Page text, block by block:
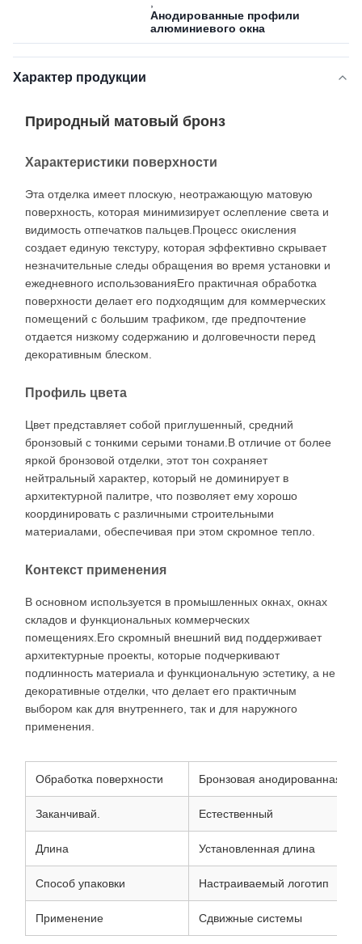
Анодированные профили
алюминиевого окна
Характер продукции
Природный матовый бронз
Характеристики поверхности
Эта отделка имеет плоскую, неотражающую матовую
поверхность, которая минимизирует ослепление света и
видимость отпечатков пальцев.Процесс окисления
создает единую текстуру, которая эффективно скрывает
незначительные следы обращения во время установки и
ежедневного использованияЕго практичная обработка
поверхности делает его подходящим для коммерческих
помещений с большим трафиком, где предпочтение
отдается низкому содержанию и долговечности перед
декоративным блеском.
Профиль цвета
Цвет представляет собой приглушенный, средний
бронзовый с тонкими серыми тонами.В отличие от более
яркой бронзовой отделки, этот тон сохраняет
нейтральный характер, который не доминирует в
архитектурной палитре, что позволяет ему хорошо
координировать с различными строительными
материалами, обеспечивая при этом скромное тепло.
Контекст применения
В основном используется в промышленных окнах, окнах
складов и функциональных коммерческих
помещениях.Его скромный внешний вид поддерживает
архитектурные проекты, которые подчеркивают
подлинность материала и функциональную эстетику, а не
декоративные отделки, что делает его практичным
выбором как для внутреннего, так и для наружного
применения.
Обработка поверхности Бронзовая анодированная
Заканчивай. Естественный
Длина Установленная длина
Способ упаковки Настраиваемый логотип
Применение Сдвижные системы